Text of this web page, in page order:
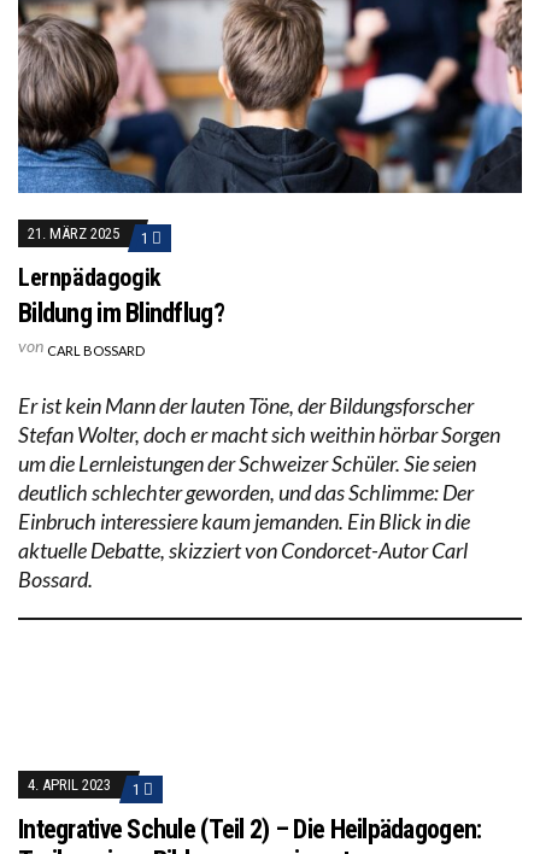
21. MÄRZ 2025 1
Lernpädagogik
Bildung im Blindflug?
von CARL BOSSARD
Er ist kein Mann der lauten Töne, der Bildungsforscher
Stefan Wolter, doch er macht sich weithin hörbar Sorgen
um die Lernleistungen der Schweizer Schüler. Sie seien
deutlich schlechter geworden, und das Schlimme: Der
Einbruch interessiere kaum jemanden. Ein Blick in die
aktuelle Debatte, skizziert von Condorcet-Autor Carl
Bossard.
4. APRIL 2023 1
Integrative Schule (Teil 2) – Die Heilpädagogen: